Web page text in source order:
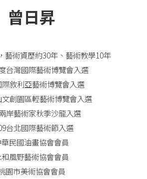
曾日昇
藝術資歷約30年、藝術教學10年
台灣國際藝術博覽會入選
際敘利亞藝術博覽會入選
文創園區輕藝術博覽會入選
岸藝術家秋季沙龍入選
台北國際藝術節入選
民國油畫協會會員
風野藝術協會會員
園市美術協會會員